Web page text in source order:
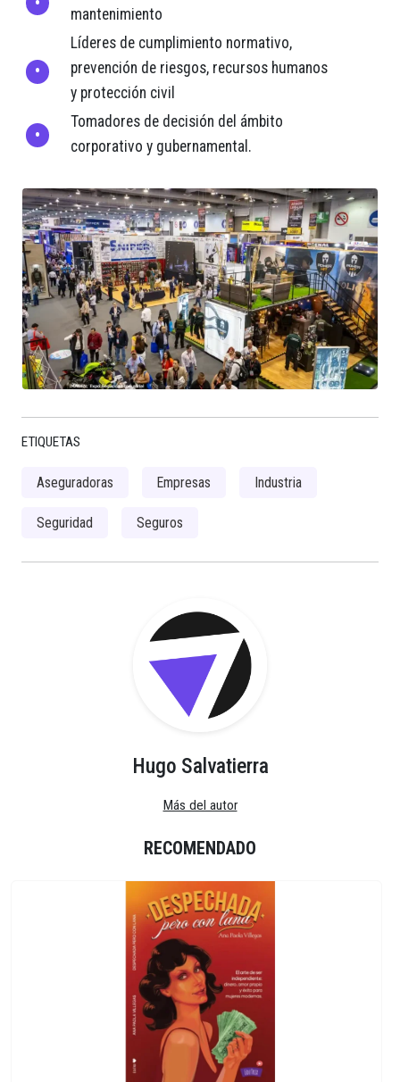
mantenimiento
Líderes de cumplimiento normativo,
prevención de riesgos, recursos humanos
y protección civil
Tomadores de decisión del ámbito
corporativo y gubernamental.
ETIQUETAS
Aseguradoras Empresas Industria
Seguridad Seguros
Hugo Salvatierra
Más del autor
RECOMENDADO